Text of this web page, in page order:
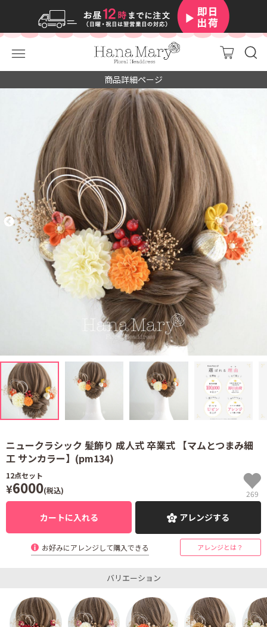
商品詳細ページ
ニュークラシック 髪飾り 成人式 卒業式 【マムとつまみ細
工 サンカラー】(pm134)
12点セット
¥6000(税込) 269
アレンジする
カートに入れる
お好みにアレンジして購入できる アレンジとは？
バリエーション